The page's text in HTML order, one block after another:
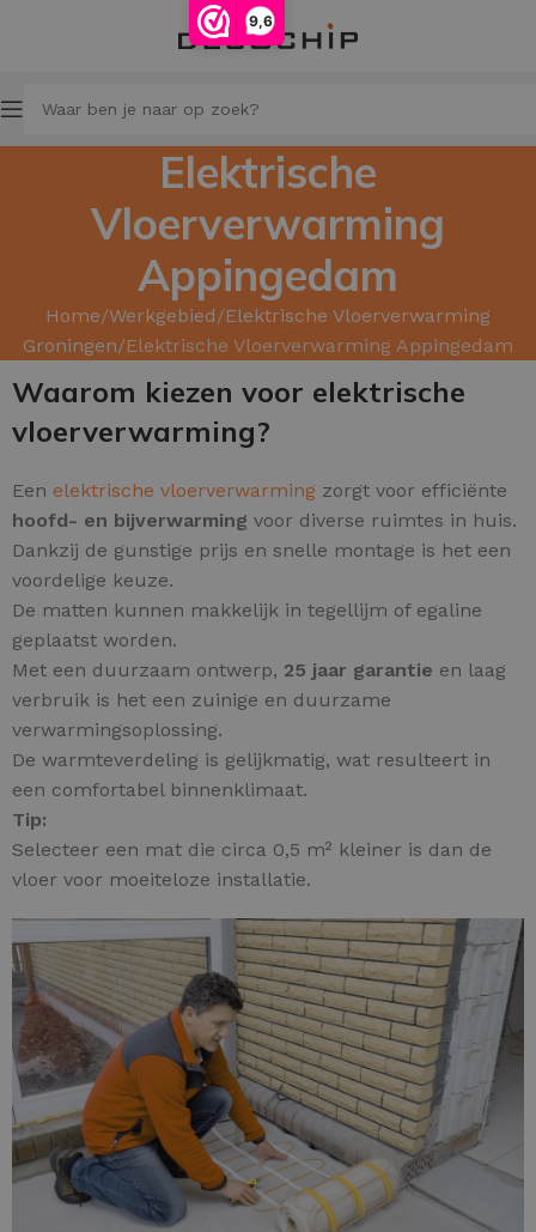
9,6
Elektrische
Vloerverwarming
Appingedam
Home Werkgebied Elektrische Vloerverwarming
Groningen Elektrische Vloerverwarming Appingedam
Waarom kiezen voor elektrische
vloerverwarming?
Een elektrische vloerverwarming zorgt voor efficiënte
hoofd- en bijverwarming voor diverse ruimtes in huis.
Dankzij de gunstige prijs en snelle montage is het een
voordelige keuze.
De matten kunnen makkelijk in tegellijm of egaline
geplaatst worden.
Met een duurzaam ontwerp, 25 jaar garantie en laag
verbruik is het een zuinige en duurzame
verwarmingsoplossing.
De warmteverdeling is gelijkmatig, wat resulteert in
een comfortabel binnenklimaat.
Tip:
Selecteer een mat die circa 0,5 m² kleiner is dan de
vloer voor moeiteloze installatie.